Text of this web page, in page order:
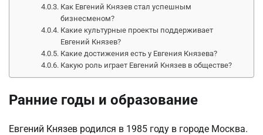
Как Евгений Князев стал успешным
бизнесменом?
Какие культурные проекты поддерживает
Евгений Князев?
Какие достижения есть у Евгения Князева?
Какую роль играет Евгений Князев в обществе?
Ранние годы и образование
Евгений Князев родился в 1985 году в городе Москва.